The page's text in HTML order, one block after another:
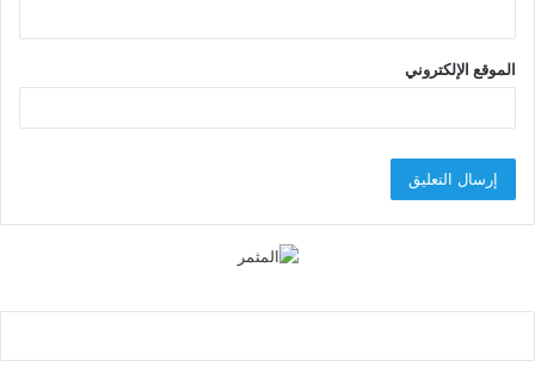
الموقع الإلكتروني